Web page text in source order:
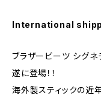
International
ブラザービーツ シグネ
遂に登場！！
海外製スティックの近年